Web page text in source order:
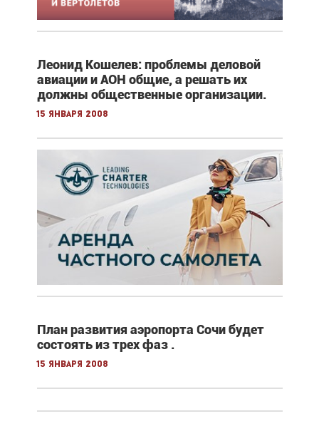
Леонид Кошелев: проблемы деловой
авиации и АОН общие, а решать их
должны общественные организации.
15 января 2008
План развития аэропорта Сочи будет
состоять из трех фаз .
15 января 2008